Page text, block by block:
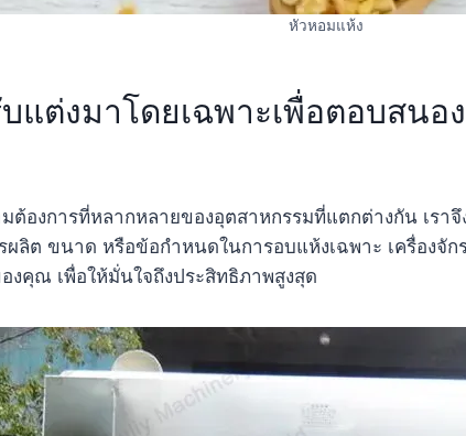
หัวหอมแห้ง
แต่งมาโดยเฉพาะเพื่อตอบสนอ
ต้องการที่หลากหลายของอุตสาหกรรมที่แตกต่างกัน เรา
ผลิต ขนาด หรือข้อกำหนดในการอบแห้งเฉพาะ เครื่องจัก
งคุณ เพื่อให้มั่นใจถึงประสิทธิภาพสูงสุด